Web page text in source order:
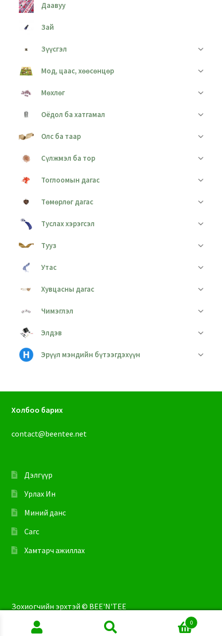
Даавуу
Зай
Зүүсгэл
Мод, цаас, хөөсөнцөр
Мөхлөг
Оёдол ба хатгамал
Олс ба таар
Сүлжмэл ба тор
Тоглоомын дагас
Төмөрлөг дагас
Туслах хэрэгсэл
Тууз
Утас
Хувцасны дагас
Чимэглэл
Элдэв
Эрүүл мэндийн бүтээгдэхүүн
Холбоо барих
contact@beentee.net
Дэлгүүр
Урлах Ин
Миний данс
Сагс
Хамтарч ажиллах
Зохиогчийн эрхтэй © BEE'N'TEE
0